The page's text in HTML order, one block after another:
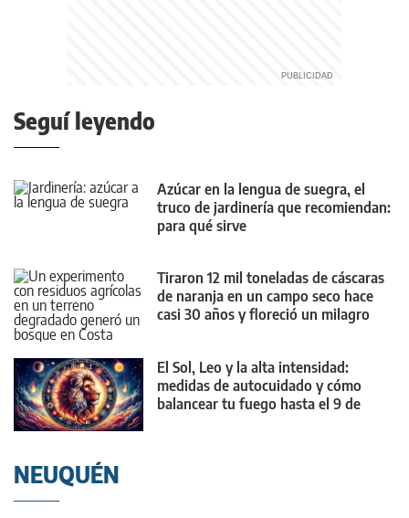
Seguí leyendo
Azúcar en la lengua de suegra, el
truco de jardinería que recomiendan:
para qué sirve
Tiraron 12 mil toneladas de cáscaras
de naranja en un campo seco hace
casi 30 años y floreció un milagro
El Sol, Leo y la alta intensidad:
medidas de autocuidado y cómo
balancear tu fuego hasta el 9 de
NEUQUÉN